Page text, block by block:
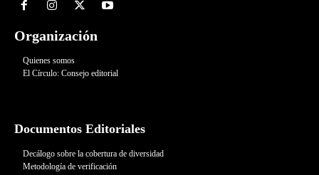
Organización
Quienes somos
El Círculo: Consejo editorial
Documentos Editoriales
Decálogo sobre la cobertura de diversidad
Metodología de verificación